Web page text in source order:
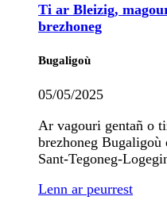
Ti ar Bleizig,
brezhoneg
Bugaligoù
05/05/2025
Ar vagouri gentañ o
brezhoneg
Sant-Tegoneg-
Lenn ar peurrest